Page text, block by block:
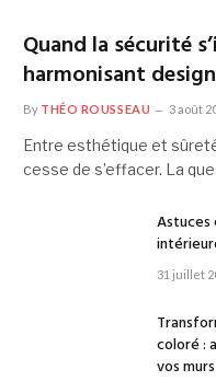
Quand la sécurité
harmonisant
By THÉO ROUSSEAU 3 août
Entre esthétique et
cesse de s’effacer. La
Astuces
31 juillet
coloré :
vos murs